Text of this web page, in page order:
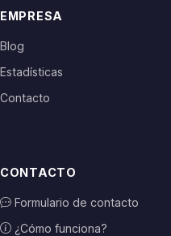
EMPRESA
Blog
Estadísticas
Contacto
CONTACTO
Formulario de contacto
¿Cómo funciona?